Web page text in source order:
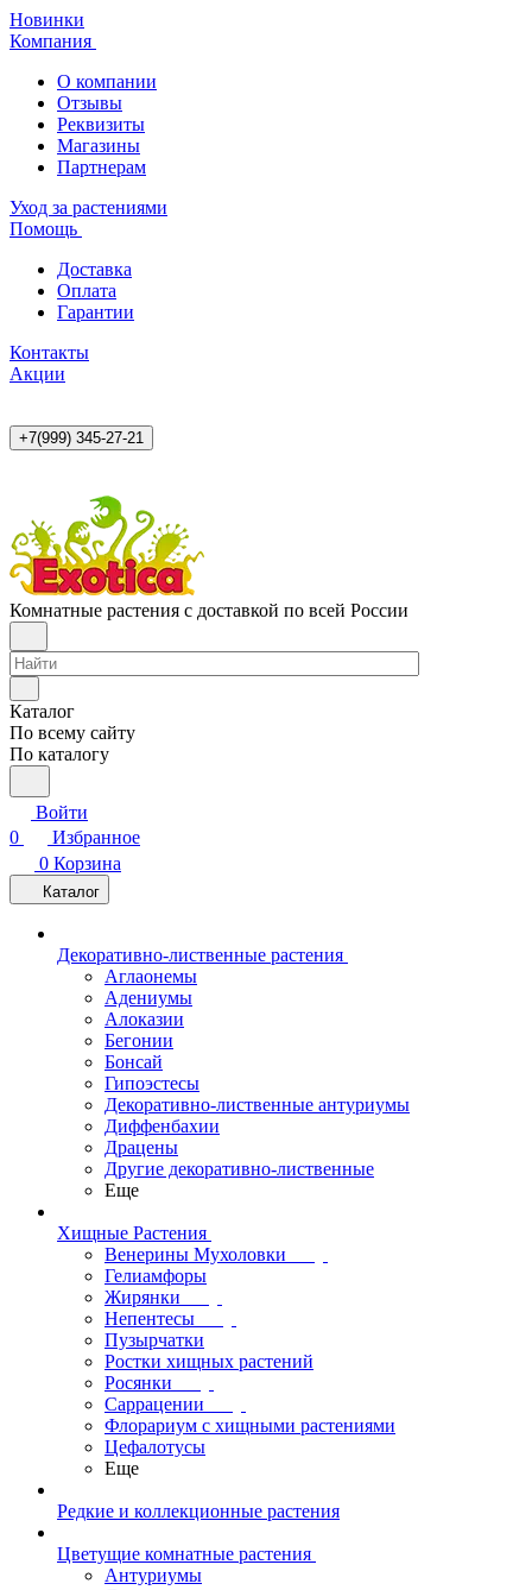
Новинки
Компания
О компании
Отзывы
Реквизиты
Магазины
Партнерам
Уход за растениями
Помощь
Доставка
Оплата
Гарантии
Контакты
Акции
+7(999) 345-27-21
Комнатные растения с доставкой по всей России
Каталог
По всему сайту
По каталогу
Войти
0
Избранное
0 Корзина
Каталог
Декоративно-лиственные растения
Аглаонемы
Адениумы
Алоказии
Бегонии
Бонсай
Гипоэстесы
Декоративно-лиственные антуриумы
Диффенбахии
Драцены
Другие декоративно-лиственные
Еще
Хищные Растения
Венерины Мухоловки
Гелиамфоры
Жирянки
Непентесы
Пузырчатки
Ростки хищных растений
Росянки
Саррацении
Флорариум с хищными растениями
Цефалотусы
Еще
Редкие и коллекционные растения
Цветущие комнатные растения
Антуриумы